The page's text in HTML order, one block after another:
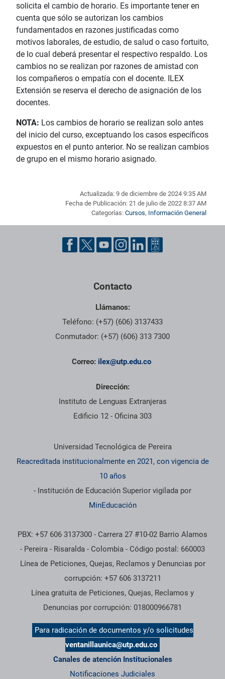
solicita el cambio de horario. Es importante tener en
cuenta que sólo se autorizan los cambios
fundamentados en razones justificadas como
motivos laborales, de estudio, de salud o caso fortuito,
de lo cual deberá presentar el respectivo respaldo. Los
cambios no se realizan por razones de amistad con
los compañeros o empatía con el docente. ILEX
Extensión se reserva el derecho de asignación de los
docentes.
NOTA: Los cambios de horario se realizan solo antes
del inicio del curso, exceptuando los casos específicos
expuestos en el punto anterior. No se realizan cambios
de grupo en el mismo horario asignado.
Actualizada: 9 de diciembre de 2024 9:35 AM
Fecha de Publicación: 21 de julio de 2022 8:37 AM
Categorías: Cursos, Información General
Pie de página con información de contacto, redes sociales y
Contacto
Llámanos:
Teléfono: (+57) (606) 3137433
Conmutador: (+57) (606) 313 7300
Correo: ilex@utp.edu.co
Dirección:
Instituto de Lenguas Extranjeras
Edificio 12 - Oficina 303
Información institucional
Universidad Tecnológica de Pereira
Reacreditada institucionalmente en 2021, con vigencia de
10 años
- Institución de Educación Superior vigilada por
MinEducación
PBX: +57 606 3137300 - Carrera 27 #10-02 Barrio Alamos
- Pereira - Risaralda - Colombia - Código postal: 660003
Línea de Peticiones, Quejas, Reclamos y Denuncias por
corrupción: +57 606 3137211
Línea gratuita de Peticiones, Quejas, Reclamos y
Denuncias por corrupción: 018000966781
Para radicación de documentos y/o solicitudes
ventanillaunica@utp.edu.co
Canales de atención Institucionales
Notificaciones Judiciales